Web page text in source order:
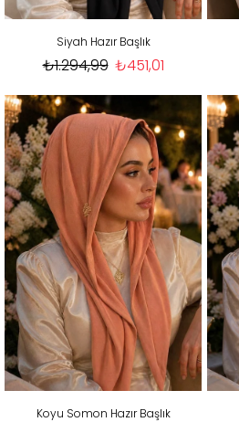
Siyah Hazır Başlık
₺451,01
₺1.294,99
Koyu Somon Hazır Başlık